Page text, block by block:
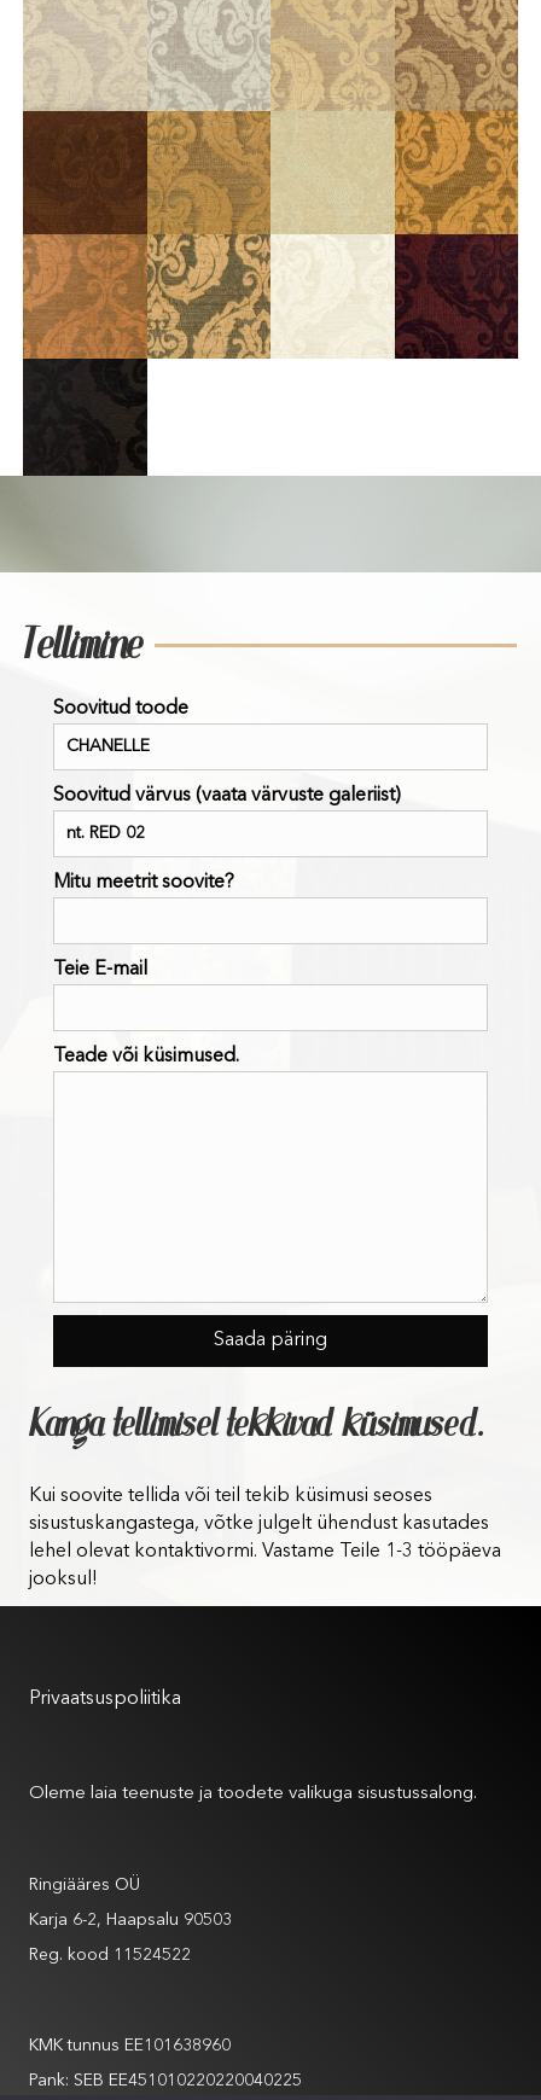
Tellimine
Soovitud toode
Soovitud värvus (vaata värvuste galeriist)
Mitu meetrit soovite?
Teie E-mail
Teade või küsimused.
Kanga tellimisel tekkivad küsimused.
Kui soovite tellida või teil tekib küsimusi seoses
sisustuskangastega, võtke julgelt ühendust kasutades
lehel olevat kontaktivormi. Vastame Teile 1-3 tööpäeva
jooksul!
Privaatsuspoliitika
Oleme laia teenuste ja toodete valikuga sisustussalong.
Ringiääres OÜ
Karja 6-2, Haapsalu 90503
Reg. kood 11524522
KMK tunnus EE101638960
Pank: SEB EE451010220220040225